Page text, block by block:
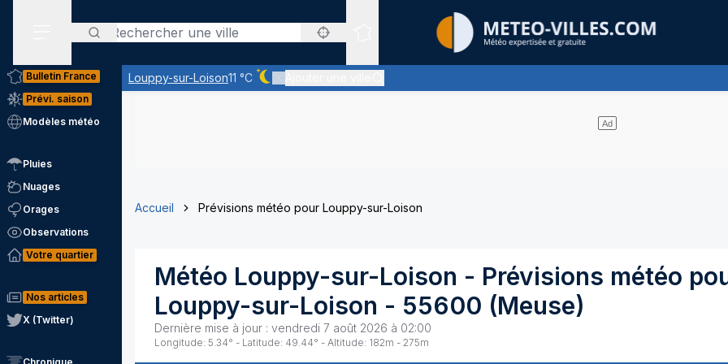
Rechercher
Sites expertis&eacute;s
Louppy-sur-Loison11 °C
Ciel dégagé - quasiment pas de nuages
Bulletin France
Prévi. saison
Modèles météo
Pluies
Nuages
Orages
Observations
Votre quartier
Nos articles
X (Twitter)
Accueil Prévisions météo pour Louppy-sur-Loison
Météo Louppy-sur-Loison - Prévisions météo
Louppy-sur-Loison - 55600 (Meuse)
Dernière mise à jour : vendredi 7 août 2026 à 02:00
Longitude: 5.34° - Latitude: 49.44° - Altitude: 182m - 275m